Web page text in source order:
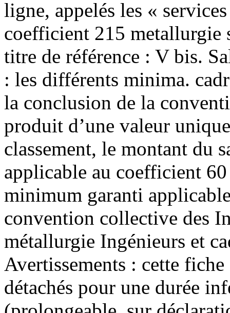
ligne, appelés les «
coefficient 215 metallurgie
titre de référence : V bis.
: les différents minima.
la conclusion de la
produit d’une valeur
classement, le montant du
applicable au coefficient
minimum garanti
convention collective des
métallurgie Ingénieurs et
Avertissements : cette
détachés pour une durée